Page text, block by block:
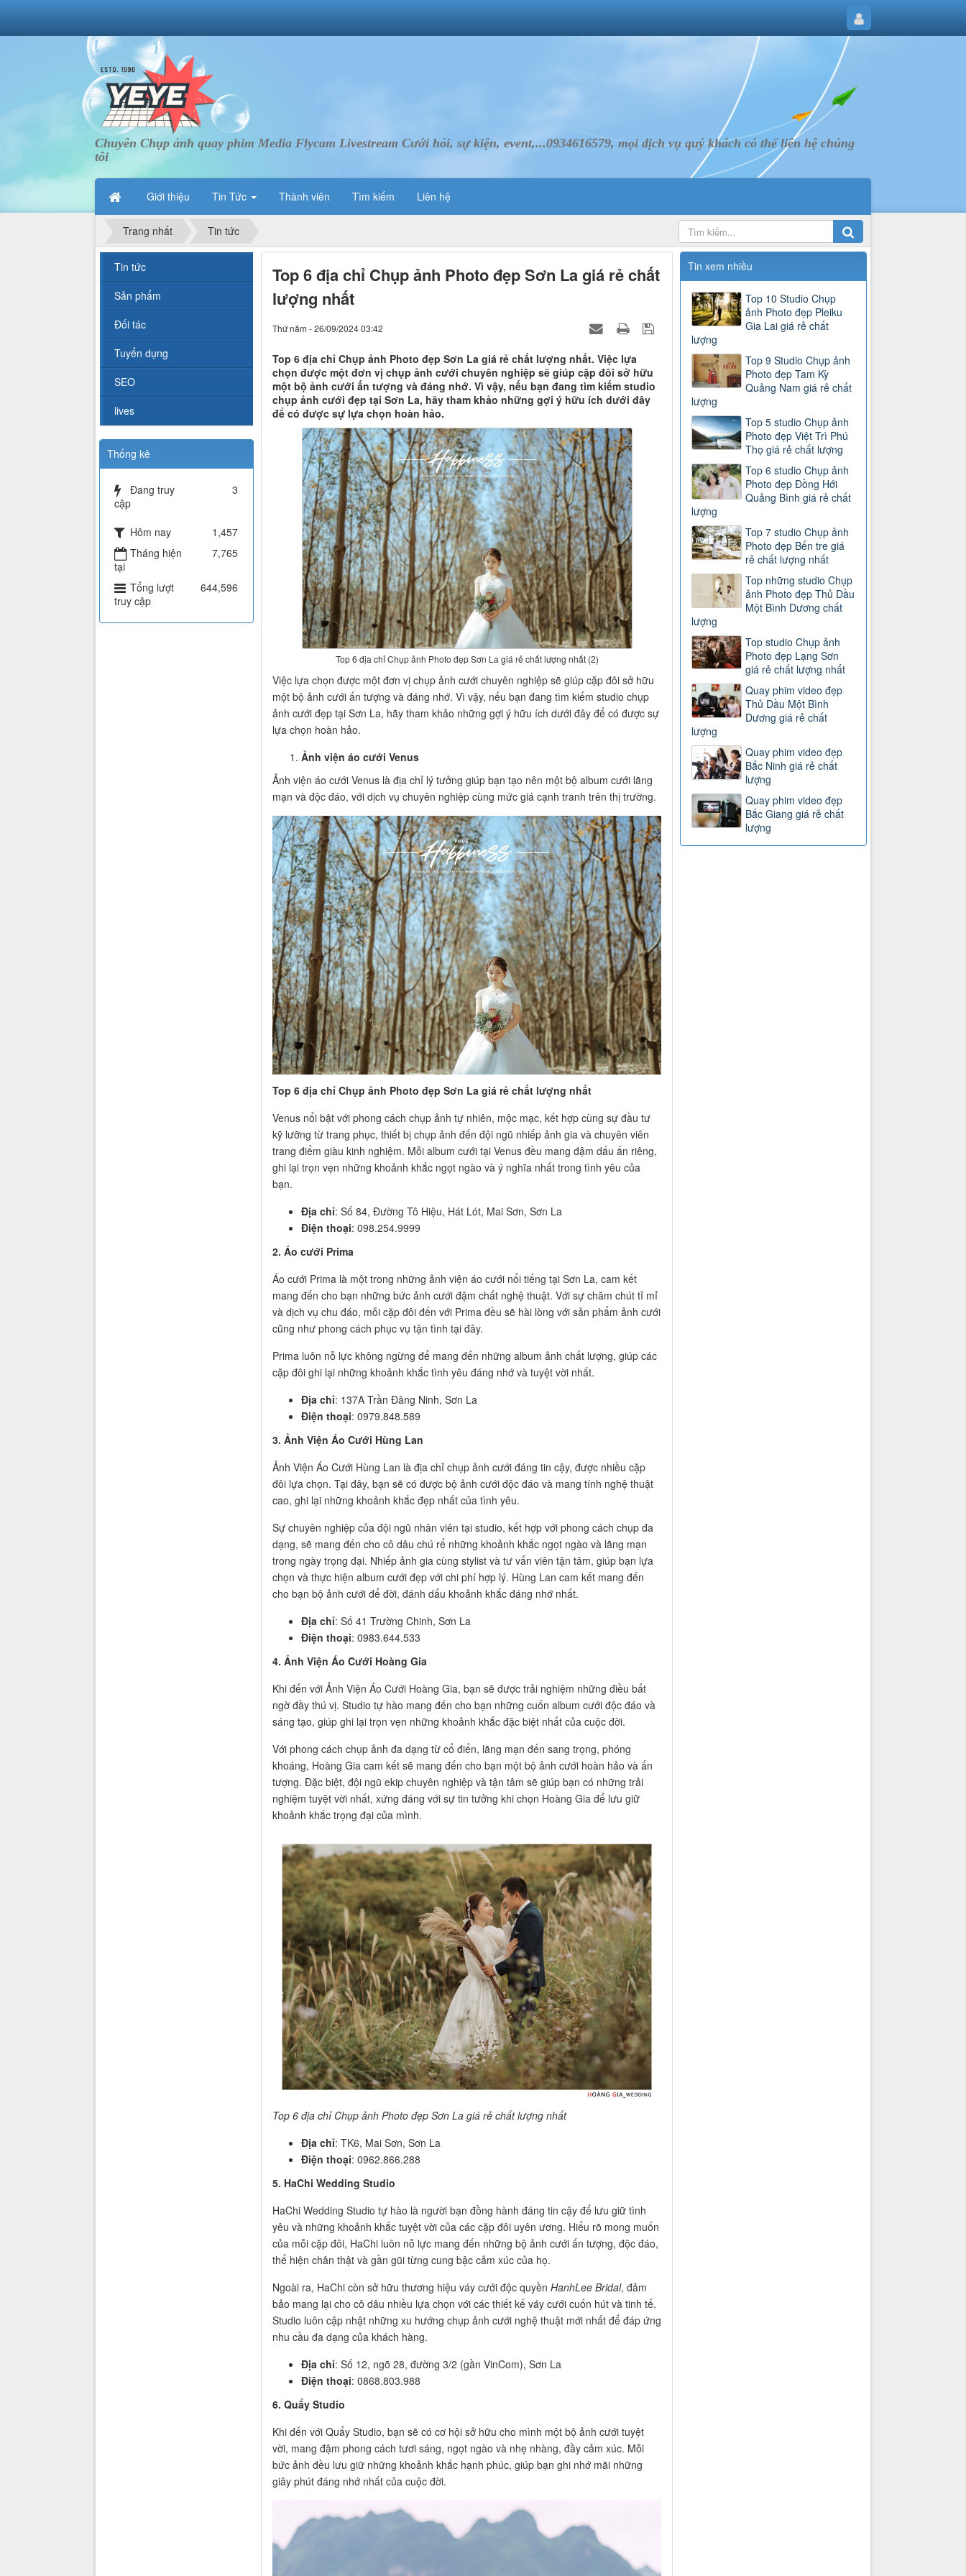
Chuyên Chụp ảnh quay phim Media Flycam Livestream Cưới hỏi, sự kiện, event,...0934616579, mọi dịch vụ quý khách có thể liên hệ chúng
tôi
Giới thiệu Tin Tức Thành viên Tìm kiếm Liên hệ
Trang nhất Tin tức
Top 6 địa chỉ Chụp ảnh Photo đẹp Sơn La giá rẻ chất
lượng nhất
Thứ năm - 26/09/2024 03:42
Top 6 địa chỉ Chụp ảnh Photo đẹp Sơn La giá rẻ chất lượng nhất. Việc lựa
chọn được một đơn vị chụp ảnh cưới chuyên nghiệp sẽ giúp cặp đôi sở hữu
một bộ ảnh cưới ấn tượng và đáng nhớ. Vì vậy, nếu bạn đang tìm kiếm studio
chụp ảnh cưới đẹp tại Sơn La, hãy tham khảo những gợi ý hữu ích dưới đây
để có được sự lựa chọn hoàn hảo.
Top 6 địa chỉ Chụp ảnh Photo đẹp Sơn La giá rẻ chất lượng nhất (2)
Việc lựa chọn được một đơn vị chụp ảnh cưới chuyên nghiệp sẽ giúp cặp đôi sở hữu
một bộ ảnh cưới ấn tượng và đáng nhớ. Vì vậy, nếu bạn đang tìm kiếm studio chụp
ảnh cưới đẹp tại Sơn La, hãy tham khảo những gợi ý hữu ích dưới đây để có được sự
lựa chọn hoàn hảo.
Ảnh viện áo cưới Venus
Ảnh viện áo cưới Venus là địa chỉ lý tưởng giúp bạn tạo nên một bộ album cưới lãng
mạn và độc đáo, với dịch vụ chuyên nghiệp cùng mức giá cạnh tranh trên thị trường.
Top 6 địa chỉ Chụp ảnh Photo đẹp Sơn La giá rẻ chất lượng nhất
Venus nổi bật với phong cách chụp ảnh tự nhiên, mộc mạc, kết hợp cùng sự đầu tư
kỹ lưỡng từ trang phục, thiết bị chụp ảnh đến đội ngũ nhiếp ảnh gia và chuyên viên
trang điểm giàu kinh nghiệm. Mỗi album cưới tại Venus đều mang đậm dấu ấn riêng,
ghi lại trọn vẹn những khoảnh khắc ngọt ngào và ý nghĩa nhất trong tình yêu của
bạn.
Địa chỉ: Số 84, Đường Tô Hiệu, Hát Lót, Mai Sơn, Sơn La
Điện thoại: 098.254.9999
2. Áo cưới Prima
Áo cưới Prima là một trong những ảnh viện áo cưới nổi tiếng tại Sơn La, cam kết
mang đến cho bạn những bức ảnh cưới đậm chất nghệ thuật. Với sự chăm chút tỉ mỉ
và dịch vụ chu đáo, mỗi cặp đôi đến với Prima đều sẽ hài lòng với sản phẩm ảnh cưới
cũng như phong cách phục vụ tận tình tại đây.
Prima luôn nỗ lực không ngừng để mang đến những album ảnh chất lượng, giúp các
cặp đôi ghi lại những khoảnh khắc tình yêu đáng nhớ và tuyệt vời nhất.
Địa chỉ: 137A Trần Đăng Ninh, Sơn La
Điện thoại: 0979.848.589
3. Ảnh Viện Áo Cưới Hùng Lan
Ảnh Viện Áo Cưới Hùng Lan là địa chỉ chụp ảnh cưới đáng tin cậy, được nhiều cặp
đôi lựa chọn. Tại đây, bạn sẽ có được bộ ảnh cưới độc đáo và mang tính nghệ thuật
cao, ghi lại những khoảnh khắc đẹp nhất của tình yêu.
Sự chuyên nghiệp của đội ngũ nhân viên tại studio, kết hợp với phong cách chụp đa
dạng, sẽ mang đến cho cô dâu chú rể những khoảnh khắc ngọt ngào và lãng mạn
trong ngày trọng đại. Nhiếp ảnh gia cùng stylist và tư vấn viên tận tâm, giúp bạn lựa
chọn và thực hiện album cưới đẹp với chi phí hợp lý. Hùng Lan cam kết mang đến
cho bạn bộ ảnh cưới để đời, đánh dấu khoảnh khắc đáng nhớ nhất.
Địa chỉ: Số 41 Trường Chinh, Sơn La
Điện thoại: 0983.644.533
4. Ảnh Viện Áo Cưới Hoàng Gia
Khi đến với Ảnh Viện Áo Cưới Hoàng Gia, bạn sẽ được trải nghiệm những điều bất
ngờ đầy thú vị. Studio tự hào mang đến cho bạn những cuốn album cưới độc đáo và
sáng tạo, giúp ghi lại trọn vẹn những khoảnh khắc đặc biệt nhất của cuộc đời.
Với phong cách chụp ảnh đa dạng từ cổ điển, lãng mạn đến sang trọng, phóng
khoáng, Hoàng Gia cam kết sẽ mang đến cho bạn một bộ ảnh cưới hoàn hảo và ấn
tượng. Đặc biệt, đội ngũ ekip chuyên nghiệp và tận tâm sẽ giúp bạn có những trải
nghiệm tuyệt vời nhất, xứng đáng với sự tin tưởng khi chọn Hoàng Gia để lưu giữ
khoảnh khắc trọng đại của mình.
Top 6 địa chỉ Chụp ảnh Photo đẹp Sơn La giá rẻ chất lượng nhất
Địa chỉ: TK6, Mai Sơn, Sơn La
Điện thoại: 0962.866.288
5. HaChi Wedding Studio
HaChi Wedding Studio tự hào là người bạn đồng hành đáng tin cậy để lưu giữ tình
yêu và những khoảnh khắc tuyệt vời của các cặp đôi uyên ương. Hiểu rõ mong muốn
của mỗi cặp đôi, HaChi luôn nỗ lực mang đến những bộ ảnh cưới ấn tượng, độc đáo,
thể hiện chân thật và gần gũi từng cung bậc cảm xúc của họ.
Ngoài ra, HaChi còn sở hữu thương hiệu váy cưới độc quyền HanhLee Bridal, đảm
bảo mang lại cho cô dâu nhiều lựa chọn với các thiết kế váy cưới cuốn hút và tinh tế.
Studio luôn cập nhật những xu hướng chụp ảnh cưới nghệ thuật mới nhất để đáp ứng
nhu cầu đa dạng của khách hàng.
Địa chỉ: Số 12, ngõ 28, đường 3/2 (gần VinCom), Sơn La
Điện thoại: 0868.803.988
6. Quẩy Studio
Khi đến với Quẩy Studio, bạn sẽ có cơ hội sở hữu cho mình một bộ ảnh cưới tuyệt
vời, mang đậm phong cách tươi sáng, ngọt ngào và nhẹ nhàng, đầy cảm xúc. Mỗi
bức ảnh đều lưu giữ những khoảnh khắc hạnh phúc, giúp bạn ghi nhớ mãi những
giây phút đáng nhớ nhất của cuộc đời.
Tin xem nhiều
Top 10 Studio Chụp
ảnh Photo đẹp Pleiku
Gia Lai giá rẻ chất
lượng
Top 9 Studio Chụp ảnh
Photo đẹp Tam Kỳ
Quảng Nam giá rẻ chất
lượng
Top 5 studio Chụp ảnh
Photo đẹp Việt Trì Phú
Thọ giá rẻ chất lượng
Top 6 studio Chụp ảnh
Photo đẹp Đồng Hới
Quảng Bình giá rẻ chất
lượng
Top 7 studio Chụp ảnh
Photo đẹp Bến tre giá
rẻ chất lượng nhất
Top những studio Chụp
ảnh Photo đẹp Thủ Dầu
Một Bình Dương chất
lượng
Top studio Chụp ảnh
Photo đẹp Lạng Sơn
giá rẻ chất lượng nhất
Quay phim video đẹp
Thủ Dầu Một Bình
Dương giá rẻ chất
lượng
Quay phim video đẹp
Bắc Ninh giá rẻ chất
lượng
Quay phim video đẹp
Bắc Giang giá rẻ chất
lượng
Tin tức
Sản phẩm
Đối tác
Tuyển dụng
SEO
lives
Thống kê
Đang truy
cập
3
Hôm nay
1,457
Tháng hiện
tại
7,765
Tổng lượt
truy cập
644,596